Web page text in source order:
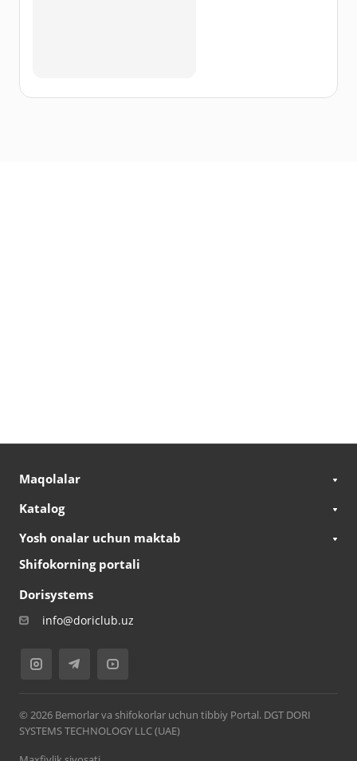
Maqolalar
Katalog
Yosh onalar uchun maktab
Shifokorning portali
Dorisystems
info@doriclub.uz
© 2026 Bemorlar va shifokorlar uchun tibbiy Portal. DGT DORI
SYSTEMS TECHNOLOGY LLC (UAE)